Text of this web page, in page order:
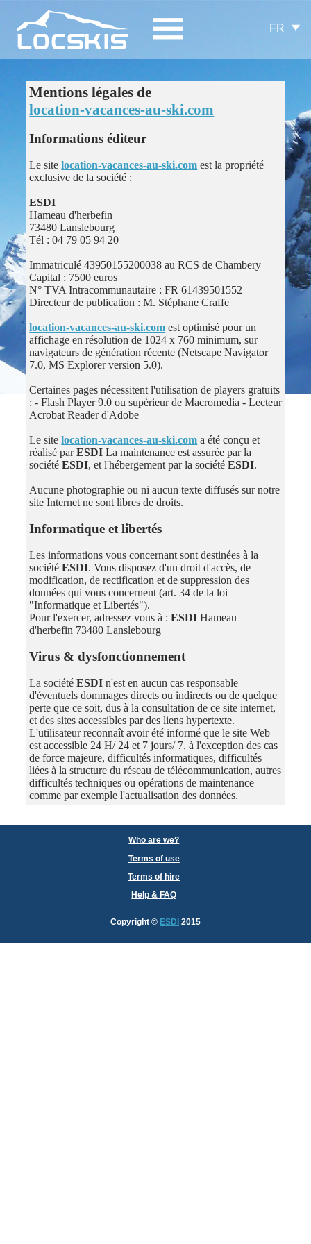
FR
Mentions légales de
location-vacances-au-ski.com
Informations éditeur
Le sitelocation-vacances-au-ski.com est la propriété
exclusive de la société :
ESDI
Hameau d'herbefin
73480 Lanslebourg
Tél : 04 79 05 94 20
Immatriculé 43950155200038 au RCS de Chambery
Capital : 7500 euros
N° TVA Intracommunautaire : FR 61439501552
Directeur de publication : M. Stéphane Craffe
location-vacances-au-ski.com est optimisé pour un
affichage en résolution de 1024 x 760 minimum, sur
navigateurs de génération récente (Netscape Navigator
7.0, MS Explorer version 5.0).
Certaines pages nécessitent l'utilisation de players gratuits
: - Flash Player 9.0 ou supèrieur de Macromedia - Lecteur
Acrobat Reader d'Adobe
Le sitelocation-vacances-au-ski.com a été conçu et
réalisé parESDI La maintenance est assurée par la
sociétéESDI, et l'hébergement par la sociétéESDI.
Aucune photographie ou ni aucun texte diffusés sur notre
site Internet ne sont libres de droits.
Informatique et libertés
Les informations vous concernant sont destinées à la
sociétéESDI. Vous disposez d'un droit d'accès, de
modification, de rectification et de suppression des
données qui vous concernent (art. 34 de la loi
"Informatique et Libertés").
Pour l'exercer, adressez vous à :ESDI Hameau
d'herbefin 73480 Lanslebourg
Virus & dysfonctionnement
La sociétéESDI n'est en aucun cas responsable
d'éventuels dommages directs ou indirects ou de quelque
perte que ce soit, dus à la consultation de ce site internet,
et des sites accessibles par des liens hypertexte.
L'utilisateur reconnaît avoir été informé que le site Web
est accessible 24 H/ 24 et 7 jours/ 7, à l'exception des cas
de force majeure, difficultés informatiques, difficultés
liées à la structure du réseau de télécommunication, autres
difficultés techniques ou opérations de maintenance
comme par exemple l'actualisation des données.
Who are we?
Terms of use
Terms of hire
Help & FAQ
Copyright © ESDI 2015